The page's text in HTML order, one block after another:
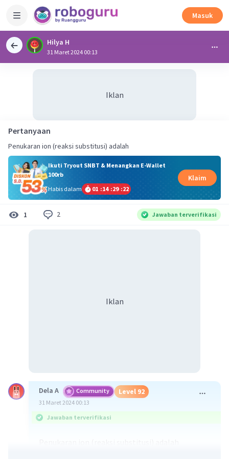
Masuk
Hilya H
31 Maret 2024 00:13
Iklan
Pertanyaan
Penukaran ion (reaksi substitusi) adalah
Ikuti Tryout SNBT & Menangkan E-Wallet
100rb
Habis dalam
01 :14 :29 :21
Klaim
1 2 Jawaban terverifikasi
Iklan
Dela A Community Level 92
31 Maret 2024 00:13
Jawaban terverifikasi